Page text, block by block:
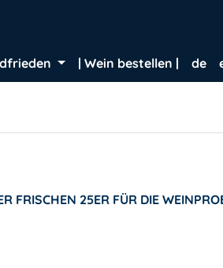
| Wein bestellen | de
FRISCHEN 25ER FÜR DIE